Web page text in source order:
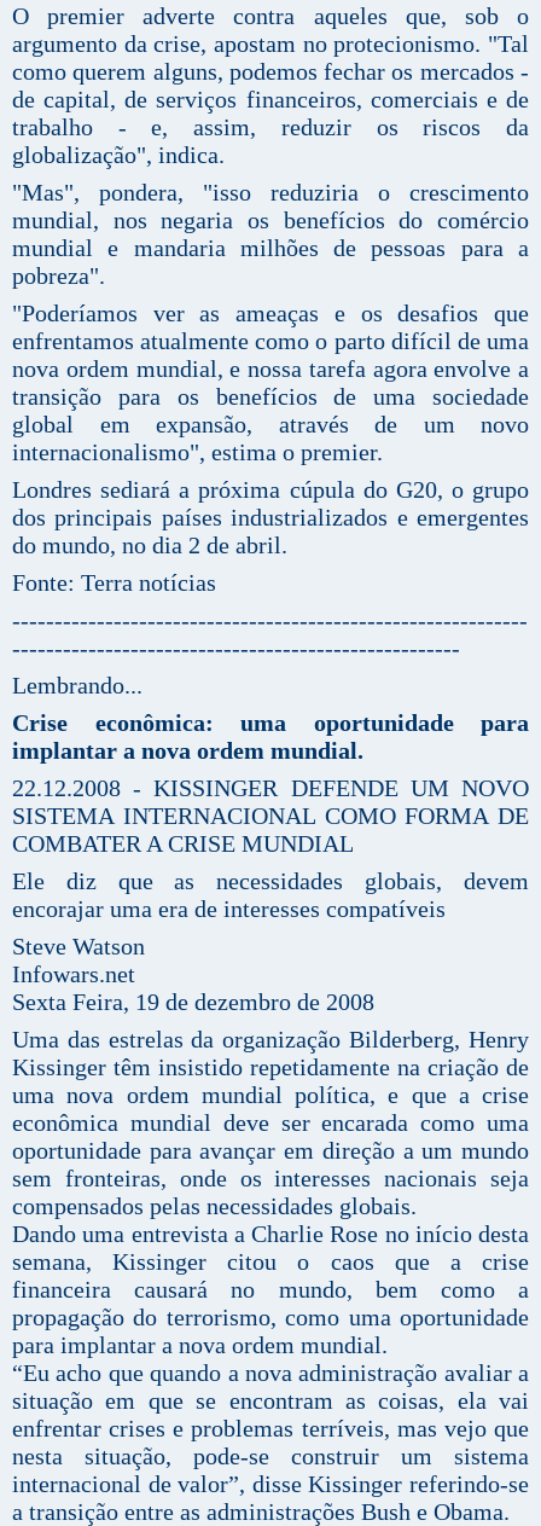
O premier adverte contra aqueles que, sob o
argumento da crise, apostam no protecionismo. "Tal
como querem alguns, podemos fechar os mercados -
de capital, de serviços financeiros, comerciais e de
trabalho - e, assim, reduzir os riscos da
globalização", indica.
"Mas", pondera, "isso reduziria o crescimento
mundial, nos negaria os benefícios do comércio
mundial e mandaria milhões de pessoas para a
pobreza".
"Poderíamos ver as ameaças e os desafios que
enfrentamos atualmente como o parto difícil de uma
nova ordem mundial, e nossa tarefa agora envolve a
transição para os benefícios de uma sociedade
global em expansão, através de um novo
internacionalismo", estima o premier.
Londres sediará a próxima cúpula do G20, o grupo
dos principais países industrializados e emergentes
do mundo, no dia 2 de abril.
Fonte: Terra notícias
-------------------------------------------------------------
-----------------------------------------------------
Lembrando...
Crise econômica: uma oportunidade para
implantar a nova ordem mundial.
22.12.2008 - KISSINGER DEFENDE UM NOVO
SISTEMA INTERNACIONAL COMO FORMA DE
COMBATER A CRISE MUNDIAL
Ele diz que as necessidades globais, devem
encorajar uma era de interesses compatíveis
Steve Watson
Infowars.net
Sexta Feira, 19 de dezembro de 2008
Uma das estrelas da organização Bilderberg, Henry
Kissinger têm insistido repetidamente na criação de
uma nova ordem mundial política, e que a crise
econômica mundial deve ser encarada como uma
oportunidade para avançar em direção a um mundo
sem fronteiras, onde os interesses nacionais seja
compensados pelas necessidades globais.
Dando uma entrevista a Charlie Rose no início desta
semana, Kissinger citou o caos que a crise
financeira causará no mundo, bem como a
propagação do terrorismo, como uma oportunidade
para implantar a nova ordem mundial.
“Eu acho que quando a nova administração avaliar a
situação em que se encontram as coisas, ela vai
enfrentar crises e problemas terríveis, mas vejo que
nesta situação, pode-se construir um sistema
internacional de valor”, disse Kissinger referindo-se
a transição entre as administrações Bush e Obama.